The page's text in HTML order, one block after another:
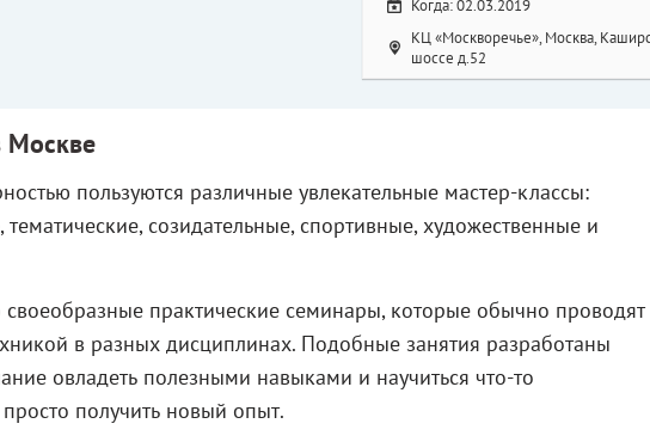
Когда: 02.03.2019
КЦ «Москворечье», Москва,
шоссе д.52
Москве
пользуются различные увлекательные мастер-классы:
созидательные, спортивные, художественные и
практические семинары, которые обычно проводят
в разных дисциплинах. Подобные занятия разработаны
овладеть полезными навыками и научиться что-то
получить новый опыт.